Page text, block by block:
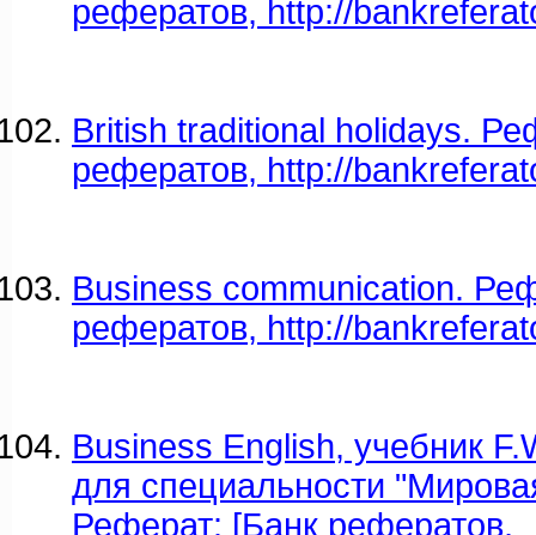
рефератов, http://
British traditional holidays.
рефератов, http://
Business communication.
рефератов, http://
Business English, учебник
для специальности
Реферат: [Банк рефератов,